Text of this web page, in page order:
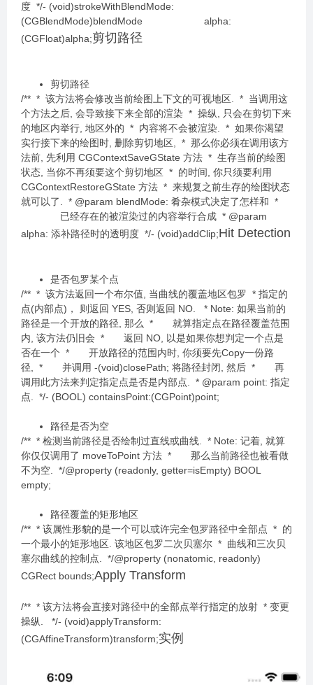
度 */- (void)strokeWithBlendMode:
(CGBlendMode)blendMode alpha:
(CGFloat)alpha;剪切路径
剪切路径
/** * 该方法将会修改当前绘图上下文的可视地区. * 当调用这
个方法之后, 会导致接下来全部的渲染 * 操纵, 只会在剪切下来
的地区内举行, 地区外的 * 内容将不会被渲染. * 如果你渴望
实行接下来的绘图时, 删除剪切地区, * 那么你必须在调用该方
法前, 先利用 CGContextSaveGState 方法 * 生存当前的绘图
状态, 当你不再须要这个剪切地区 * 的时间, 你只须要利用
CGContextRestoreGState 方法 * 来规复之前生存的绘图状态
就可以了. * @param blendMode: 肴杂模式决定了怎样和 *
已经存在的被渲染过的内容举行合成 * @param
alpha: 添补路径时的透明度 */- (void)addClip;Hit Detection
是否包罗某个点
/** * 该方法返回一个布尔值, 当曲线的覆盖地区包罗 * 指定的
点(内部点)， 则返回 YES, 否则返回 NO. * Note: 如果当前的
路径是一个开放的路径, 那么 * 就算指定点在路径覆盖范围
内, 该方法仍旧会 * 返回 NO, 以是如果你想判定一个点是
否在一个 * 开放路径的范围内时, 你须要先Copy一份路
径, * 并调用 -(void)closePath; 将路径封闭, 然后 * 再
调用此方法来判定指定点是否是内部点. * @param point: 指定
点. */- (BOOL) containsPoint:(CGPoint)point;
路径是否为空
/** * 检测当前路径是否绘制过直线或曲线. * Note: 记着, 就算
你仅仅调用了 moveToPoint 方法 * 那么当前路径也被看做
不为空. */@property (readonly, getter=isEmpty) BOOL
empty;
路径覆盖的矩形地区
/** * 该属性形貌的是一个可以或许完全包罗路径中全部点 * 的
一个最小的矩形地区. 该地区包罗二次贝塞尔 * 曲线和三次贝
塞尔曲线的控制点. */@property (nonatomic, readonly)
CGRect bounds;Apply Transform
/** * 该方法将会直接对路径中的全部点举行指定的放射 * 变更
操纵. */- (void)applyTransform:
(CGAffineTransform)transform;实例